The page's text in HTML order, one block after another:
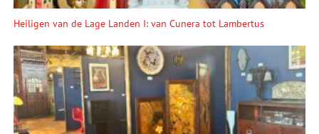
Heiligen van de Lage Landen I: van Cunera tot Lambertus